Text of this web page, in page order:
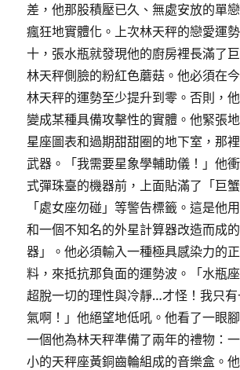
差，他那股積壓已久、無處安放的單
瘋狂地實體化。上次林天秤的戀愛運
十，張水瓶就發現他的廚房裡長滿了
林天秤側臉的粉紅色蘑菇。他必須在
林天秤的運勢至少提升到零。否則，
變成某種具備攻擊性的實體。他緊張
星座圖表和過期甜甜圈的地下室，那
武器。「我需要星象學輔助儀！」他
式彈珠臺的機器前，上面貼滿了「巨
「處女座勿碰」等警告標籤。這是他
和一個不知名的外星計算器改造而成
器」。他必須輸入一種極具感染力的
料，來抵抗那負面的運勢波。「水瓶
超脫一切的理性與冷靜…才怪！我只
氣啊！」他絕望地低吼。他看了一眼
一個他為林天秤準備了兩年的禮物：
小的天秤座黃銅齒輪組成的音樂盒。